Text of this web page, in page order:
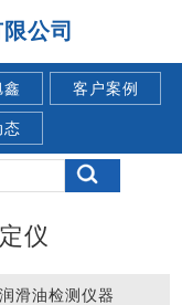
公司
鑫 客户案例
态
仪
润滑油检测仪器